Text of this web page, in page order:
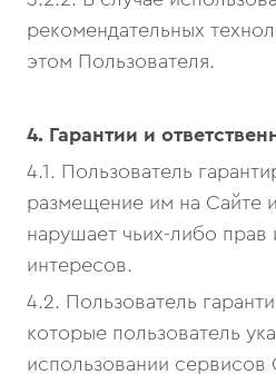
рекомендательных
этом Пользователя.
4. Гарантии и
4.1. Пользователь
размещение им на Сайте
нарушает чьих-либо прав
интересов.
4.2. Пользователь
которые пользователь
использовании сервисов